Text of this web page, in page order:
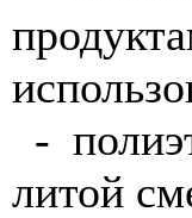
-
литой